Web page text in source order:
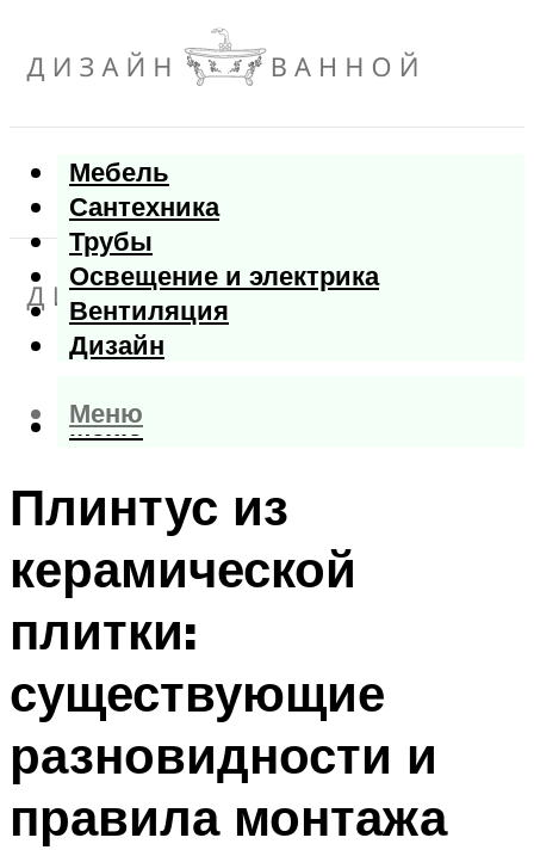
Мебель
Сантехника
Трубы
Освещение и электрика
Вентиляция
Дизайн
Меню
Меню
Плинтус из
керамической
плитки:
существующие
разновидности и
правила монтажа